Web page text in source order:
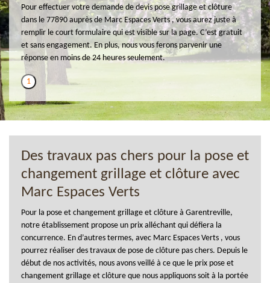
Pour effectuer votre demande de devis pose grillage et clôture
dans le 77890 auprès de Marc Espaces Verts , vous aurez juste à
remplir le court formulaire qui est visible sur la page. C’est gratuit
et sans engagement. En plus, nous vous ferons parvenir une
réponse en moins de 24 heures seulement.
1
Des travaux pas chers pour la pose et
changement grillage et clôture avec
Marc Espaces Verts
Pour la pose et changement grillage et clôture à Garentreville,
notre établissement propose un prix alléchant qui défiera la
concurrence. En d’autres termes, avec Marc Espaces Verts , vous
pourrez réaliser des travaux de pose de clôture pas chers. Depuis le
début de nos activités, nous avons veillé à ce que le prix pose et
changement grillage et clôture que nous appliquons soit à la portée